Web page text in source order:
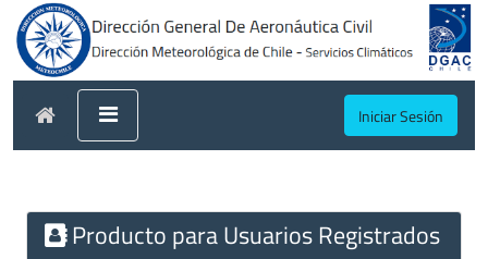
Iniciar Sesión
Producto para Usuarios Registrados